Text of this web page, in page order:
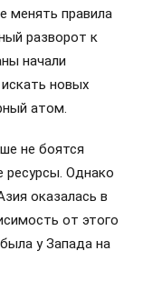
менять правила
разворот к
начали
новых
атом.
не боятся
ресурсы. Однако
оказалась в
от этого
у Запада на